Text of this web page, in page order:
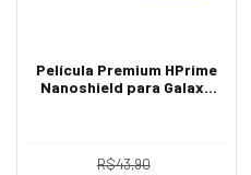
Película Premium HPrime
Nanoshield para Galaxy
R$43,90